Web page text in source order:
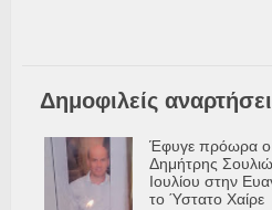
Δημοφιλείς
Έφυγε πρόωρα ο
Δημήτρης
Ιουλίου στην
το Ύστατο Χαίρε